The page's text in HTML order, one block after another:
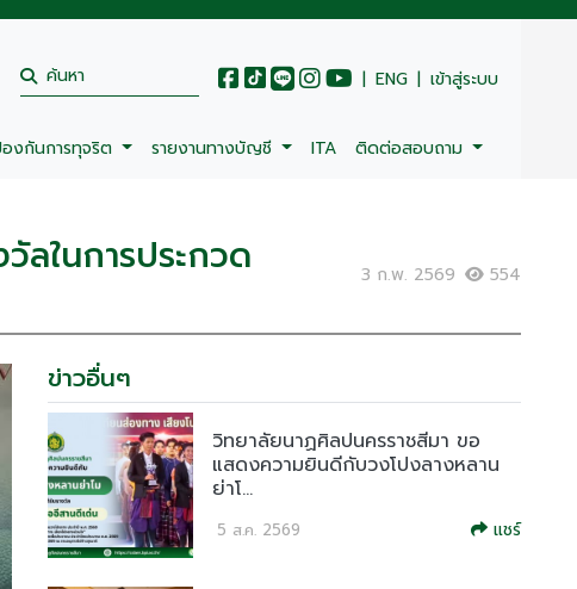
| ENG | เข้าสู่ระบบ
องกันการทุจริต รายงานทางบัญชี ITA ติดต่อสอบถาม
ในการประกวด 3 ก.พ. 2569 554
ข่าวอื่นๆ
วิทยาลัยนาฏศิลปนครราชสีมา ขอ
แสดงความยินดีกับวงโปงลางหลาน
ย่าโ...
5 ส.ค. 2569 แชร์